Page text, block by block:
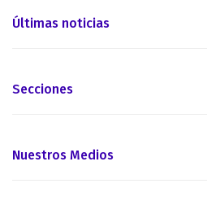
Últimas noticias
Secciones
Nuestros Medios